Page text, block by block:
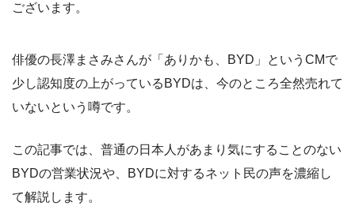
ございます。
俳優の長澤まさみさんが「ありかも、BYD」というCMで
少し認知度の上がっているBYDは、今のところ全然売れて
いないという噂です。
この記事では、普通の日本人があまり気にすることのない
BYDの営業状況や、BYDに対するネット民の声を濃縮し
て解説します。